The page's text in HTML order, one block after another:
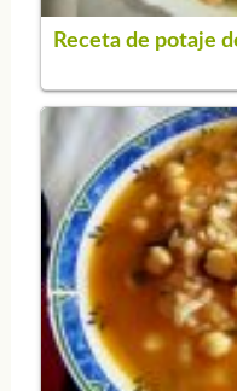
Receta de potaje